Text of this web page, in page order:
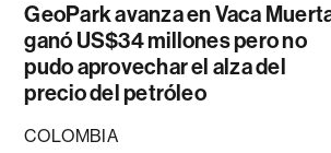
GeoPark avanza en Vaca
ganó US$34 millones pero no
pudo aprovechar el alza del
precio del petróleo
COLOMBIA